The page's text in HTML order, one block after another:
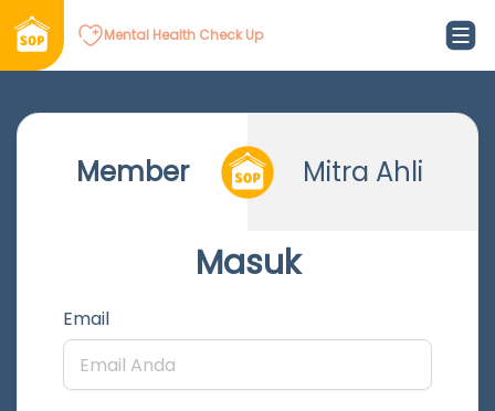
Mental Health Check Up
Member Mitra Ahli
Masuk
Email